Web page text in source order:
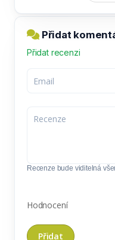
Přidat
Přidat recenzi
Recenze bude viditelná
Hodnocení